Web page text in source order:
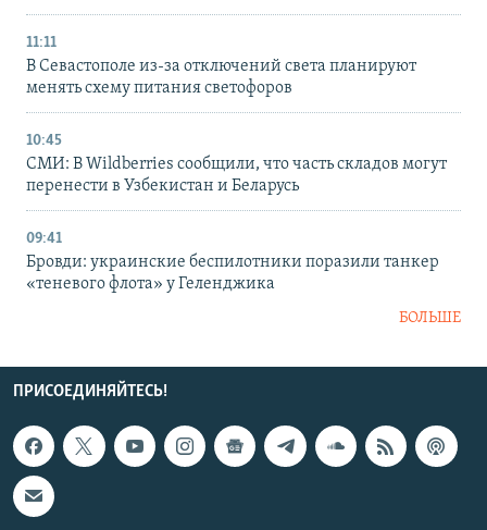
11:11
В Севастополе из-за отключений света планируют
менять схему питания светофоров
10:45
СМИ: В Wildberries сообщили, что часть складов могут
перенести в Узбекистан и Беларусь
09:41
Бровди: украинские беспилотники поразили танкер
«теневого флота» у Геленджика
БОЛЬШЕ
ПРИСОЕДИНЯЙТЕСЬ!